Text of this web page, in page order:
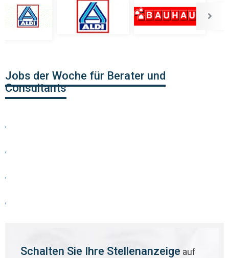
Jobs der Woche für Berater und
Consultants
,
,
,
,
Schalten Sie Ihre Stellenanzeige auf